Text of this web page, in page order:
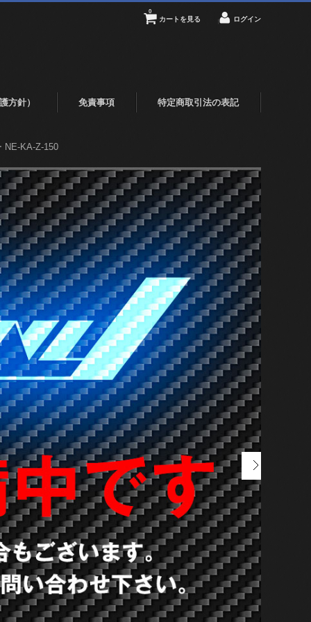
カートを見る
0
ログイン
方針） 免責事項 特定商取引法の表記
NE-KA-Z-150